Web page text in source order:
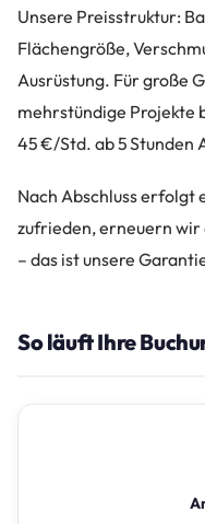
Unsere Preisstruktur:
Flächengröße,
Ausrüstung. Für große
mehrstündige Projekte
45 €/Std. ab 5 Stunden
Nach Abschluss
zufrieden, erneuern
– das ist unsere
So läuft Ihre